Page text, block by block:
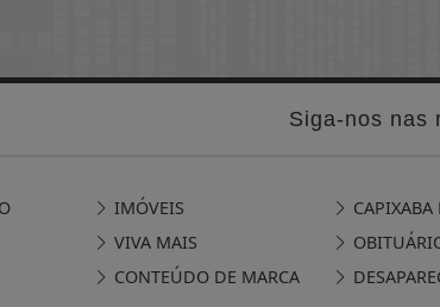
Siga-nos nas
IMÓVEIS
CAPIXABA
VIVA MAIS
CONTEÚDO DE MARCA